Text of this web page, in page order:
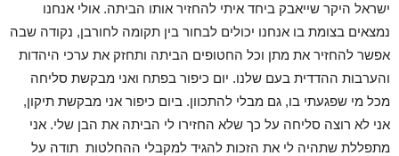
ישראל היקר שייאבק ביחד איתי להחזיר אותו הביתה. אולי אנחנו
נמצאים בצומת בו אנחנו יכולים לבחור בין תקומה לחורבן, נקודה שבה
אפשר להחזיר את מתן וכל החטופים הביתה ותחזק את ערכי היהדות
והערבות ההדדית בעם שלנו. יום כיפור בפתח ואני מבקשת סליחה
מכל מי שפגעתי בו, גם מבלי להתכוון. ביום כיפור אני מבקשת תיקון,
אני לא רוצה סליחה על כך שלא החזירו לי הביתה את הבן שלי. אני
מתפללת שתהיה לי את הזכות להגיד למקבלי ההחלטות תודה על